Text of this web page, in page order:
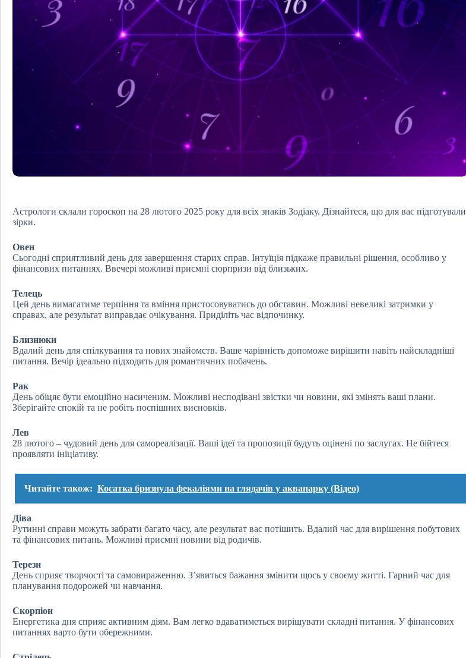
Астрологи склали гороскоп на 28 лютого 2025 року для всіх знаків Зодіаку. Дізнайтеся, що для вас підготували
зірки.
Овен
Сьогодні сприятливий день для завершення старих справ. Інтуїція підкаже правильні рішення, особливо у
фінансових питаннях. Ввечері можливі приємні сюрпризи від близьких.
Телець
Цей день вимагатиме терпіння та вміння пристосовуватись до обставин. Можливі невеликі затримки у
справах, але результат виправдає очікування. Приділіть час відпочинку.
Близнюки
Вдалий день для спілкування та нових знайомств. Ваше чарівність допоможе вирішити навіть найскладніші
питання. Вечір ідеально підходить для романтичних побачень.
Рак
День обіцяє бути емоційно насиченим. Можливі несподівані звістки чи новини, які змінять ваші плани.
Зберігайте спокій та не робіть поспішних висновків.
Лев
28 лютого – чудовий день для самореалізації. Ваші ідеї та пропозиції будуть оцінені по заслугах. Не бійтеся
проявляти ініціативу.
Читайте також: Косатка бризнула фекаліями на глядачів у аквапарку (Відео)
Діва
Рутинні справи можуть забрати багато часу, але результат вас потішить. Вдалий час для вирішення побутових
та фінансових питань. Можливі приємні новини від родичів.
Терези
День сприяє творчості та самовираженню. З’явиться бажання змінити щось у своєму житті. Гарний час для
планування подорожей чи навчання.
Скорпіон
Енергетика дня сприяє активним діям. Вам легко вдаватиметься вирішувати складні питання. У фінансових
питаннях варто бути обережними.